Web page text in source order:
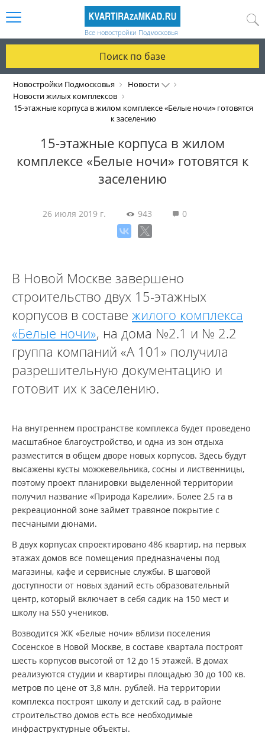
Все новостройки Подмосковья
Поиск по базе
Новостройки Подмосковья
Новости
Новости жилых комплексов
15-этажные корпуса в жилом комплексе «Белые ночи» готовятся
к заселению
15-этажные корпуса в жилом
комплексе «Белые ночи» готовятся к
заселению
26 июля 2019 г. 943 0
В Новой Москве завершено
строительство двух 15-этажных
корпусов в составе жилого комплекса
«Белые ночи», на дома №2.1 и № 2.2
группа компаний «А 101» получила
разрешительную документацию и
готовит их к заселению.
На внутреннем пространстве комплекса будет проведено
масштабное благоустройство, и одна из зон отдыха
разместится в общем дворе новых корпусов. Здесь будут
высажены кусты можжевельника, сосны и лиственницы,
поэтому проект планировки выделенной территории
получил название «Природа Карелии». Более 2,5 га в
рекреационной зоне займет травяное покрытие с
песчаными дюнами.
В двух корпусах спроектировано 486 квартир, на первых
этажах домов все помещения предназначены под
магазины, кафе и сервисные службы. В шаговой
доступности от новых зданий есть образовательный
центр, который включает в себя садик на 150 мест и
школу на 550 учеников.
Возводится ЖК «Белые ночи» вблизи поселения
Сосенское в Новой Москве, в составе квартала построят
шесть корпусов высотой от 12 до 15 этажей. В домах
реализуются студии и квартиры площадью 30 до 100 кв.
метров по цене от 3,8 млн. рублей. На территории
комплекса построят школу и детский сад, в районе
строительство домов есть все необходимые
инфраструктурные объекты.